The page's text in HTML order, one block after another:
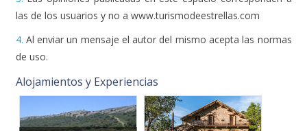
las de los usuarios y no a www.turismodeestrellas.com
4. Al enviar un mensaje el autor del mismo acepta las normas
de uso.
Alojamientos y Experiencias